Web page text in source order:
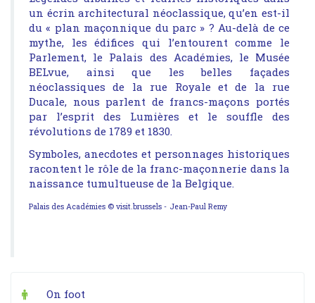
un écrin architectural néoclassique, qu’en est-il
du « plan maçonnique du parc » ? Au-delà de ce
mythe, les édifices qui l’entourent comme le
Parlement, le Palais des Académies, le Musée
BELvue, ainsi que les belles façades
néoclassiques de la rue Royale et de la rue
Ducale, nous parlent de francs-maçons portés
par l’esprit des Lumières et le souffle des
révolutions de 1789 et 1830.
Symboles, anecdotes et personnages historiques
racontent le rôle de la franc-maçonnerie dans la
naissance tumultueuse de la Belgique.
Palais des Académies © visit.brussels - Jean-Paul Remy
On foot